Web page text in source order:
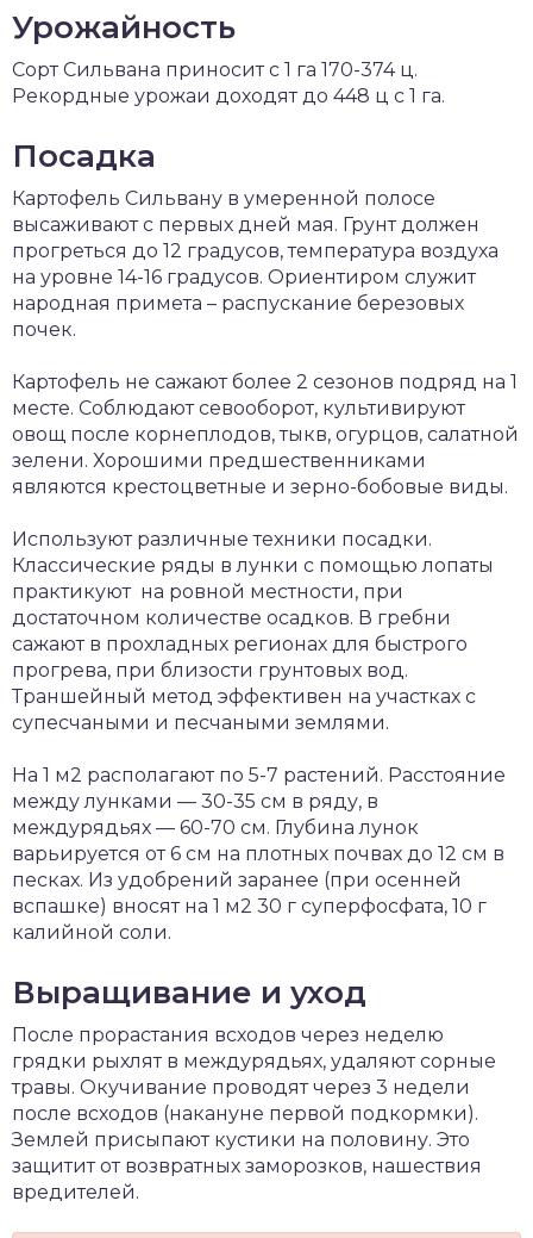
Урожайность
Сорт Сильвана приносит с 1 га 170-374 ц.
Рекордные урожаи доходят до 448 ц с 1 га.
Посадка
Картофель Сильвану в умеренной полосе
высаживают с первых дней мая. Грунт должен
прогреться до 12 градусов, температура воздуха
на уровне 14-16 градусов. Ориентиром служит
народная примета – распускание березовых
почек.
Картофель не сажают более 2 сезонов подряд на 1
месте. Соблюдают севооборот, культивируют
овощ после корнеплодов, тыкв, огурцов, салатной
зелени. Хорошими предшественниками
являются крестоцветные и зерно-бобовые виды.
Используют различные техники посадки.
Классические ряды в лунки с помощью лопаты
практикуют на ровной местности, при
достаточном количестве осадков. В гребни
сажают в прохладных регионах для быстрого
прогрева, при близости грунтовых вод.
Траншейный метод эффективен на участках с
супесчаными и песчаными землями.
На 1 м2 располагают по 5-7 растений. Расстояние
между лунками — 30-35 см в ряду, в
междурядьях — 60-70 см. Глубина лунок
варьируется от 6 см на плотных почвах до 12 см в
песках. Из удобрений заранее (при осенней
вспашке) вносят на 1 м2 30 г суперфосфата, 10 г
калийной соли.
Выращивание и уход
После прорастания всходов через неделю
грядки рыхлят в междурядьях, удаляют сорные
травы. Окучивание проводят через 3 недели
после всходов (накануне первой подкормки).
Землей присыпают кустики на половину. Это
защитит от возвратных заморозков, нашествия
вредителей.